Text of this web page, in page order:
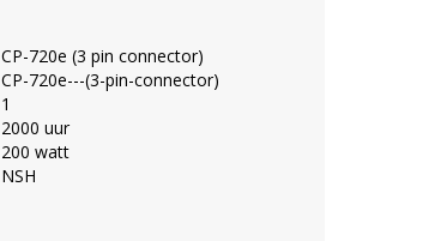
CP-720e (3 pin connector)
CP-720e---(3-pin-connector)
1
2000 uur
200 watt
NSH